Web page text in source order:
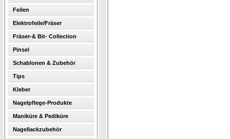
Feilen
Elektrofeile/Fräser
Fräser-& Bit- Collection
Pinsel
Schablonen & Zubehör
Tips
Kleber
Nagelpflege-Produkte
Maniküre & Pediküre
Nagellackzubehör